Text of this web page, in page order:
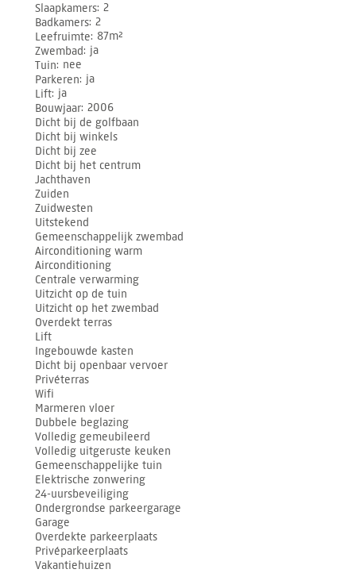
Slaapkamers 2
Badkamers 2
Leefruimte 87m²
Zwembad ja
Tuin nee
Parkeren ja
Lift ja
Bouwjaar 2006
Dicht bij de golfbaan
Dicht bij winkels
Dicht bij zee
Dicht bij het centrum
Jachthaven
Zuiden
Zuidwesten
Uitstekend
Gemeenschappelijk zwembad
Airconditioning warm
Airconditioning
Centrale verwarming
Uitzicht op de tuin
Uitzicht op het zwembad
Overdekt terras
Lift
Ingebouwde kasten
Dicht bij openbaar vervoer
Privéterras
Wifi
Marmeren vloer
Dubbele beglazing
Volledig gemeubileerd
Volledig uitgeruste keuken
Gemeenschappelijke tuin
Elektrische zonwering
24-uursbeveiliging
Ondergrondse parkeergarage
Garage
Overdekte parkeerplaats
Privéparkeerplaats
Vakantiehuizen